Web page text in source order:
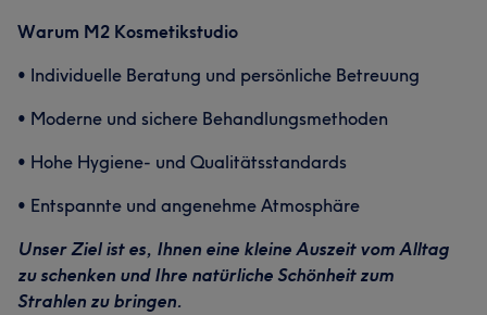
Warum M2 Kosmetikstudio
• Individuelle Beratung und persönliche Betreuung
• Moderne und sichere Behandlungsmethoden
• Hohe Hygiene- und Qualitätsstandards
• Entspannte und angenehme Atmosphäre
Unser Ziel ist es, Ihnen eine kleine Auszeit vom Alltag
zu schenken und Ihre natürliche Schönheit zum
Strahlen zu bringen.